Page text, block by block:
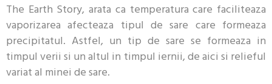
The Earth Story, arata ca temperatura care faciliteaza
vaporizarea afecteaza tipul de sare care formeaza
precipitatul. Astfel, un tip de sare se formeaza in
timpul verii si un altul in timpul iernii, de aici si relieful
variat al minei de sare.